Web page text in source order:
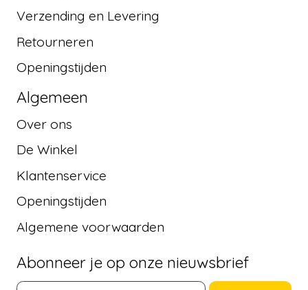
Verzending en Levering
Retourneren
Openingstijden
Algemeen
Over ons
De Winkel
Klantenservice
Openingstijden
Algemene voorwaarden
Abonneer je op onze nieuwsbrief